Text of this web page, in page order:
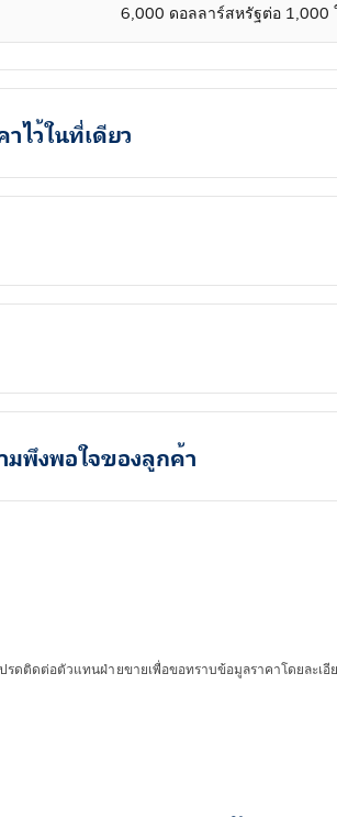
6,000 ดอลลาร์สหรัฐต่อ 1,000
ไว้ในที่เดียว
มพึงพอใจของลูกค้า
ปรดติดต่อตัวแทนฝ่ายขายเพื่อขอทราบข้อมูลราคาโดยละเอี